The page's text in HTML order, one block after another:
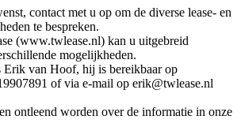
contact met u op om de diverse lease- en
te bespreken.
(www.twlease.nl) kan u uitgebreid
mogelijkheden.
Erik van Hoof, hij is bereikbaar op
of via e-mail op erik@twlease.nl
ontleend worden over de informatie in onze